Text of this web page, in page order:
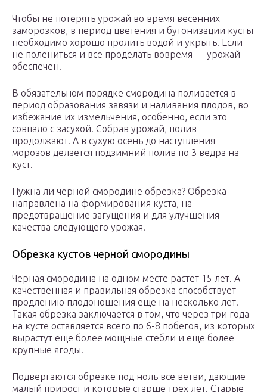
Чтобы не потерять урожай во время весенних
заморозков, в период цветения и бутонизации кусты
необходимо хорошо пролить водой и укрыть. Если
не полениться и все проделать вовремя — урожай
обеспечен.
В обязательном порядке смородина поливается в
период образования завязи и наливания плодов, во
избежание их измельчения, особенно, если это
совпало с засухой. Собрав урожай, полив
продолжают. А в сухую осень до наступления
морозов делается подзимний полив по 3 ведра на
куст.
Нужна ли черной смородине обрезка? Обрезка
направлена на формирования куста, на
предотвращение загущения и для улучшения
качества следующего урожая.
Обрезка кустов черной смородины
Черная смородина на одном месте растет 15 лет. А
качественная и правильная обрезка способствует
продлению плодоношения еще на несколько лет.
Такая обрезка заключается в том, что через три года
на кусте оставляется всего по 6-8 побегов, из которых
вырастут еще более мощные стебли и еще более
крупные ягоды.
Подвергаются обрезке под ноль все ветви, дающие
малый прирост и которые старше трех лет. Старые